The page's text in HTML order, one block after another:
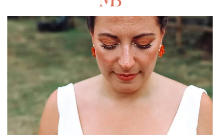
commerciales à l'adresse email indiqué ci-dessus. Vous pouvez vous désinscrire
Inscription